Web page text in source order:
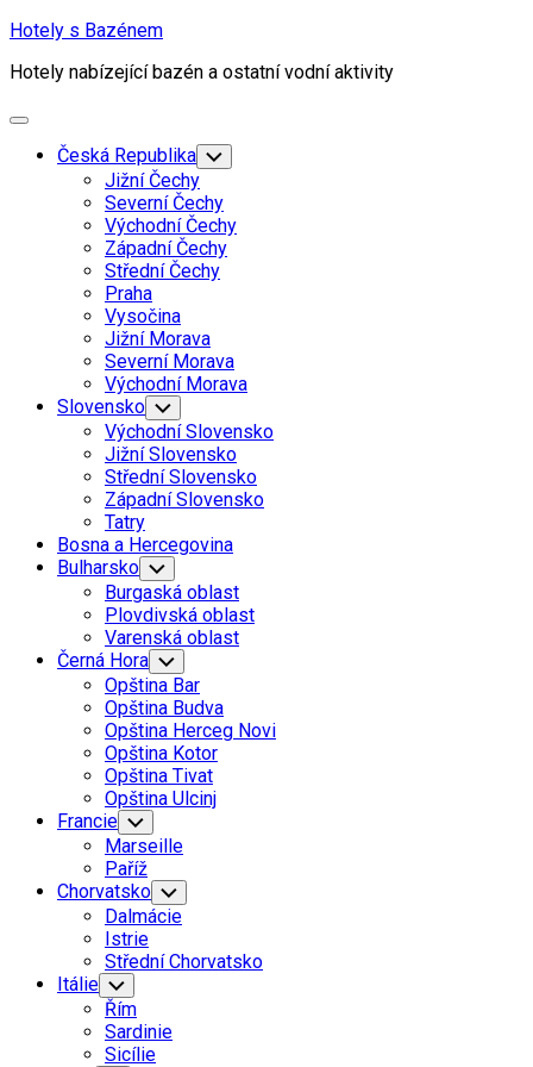
Skip
content
Hotely s Bazénem
Hotely nabízející bazén a ostatní vodní aktivity
Expand
Česká Republika Toggle
Child
Menu
Jižní Čechy
Severní Čechy
Východní Čechy
Západní Čechy
Střední Čechy
Praha
Vysočina
Jižní Morava
Severní Morava
Východní Morava
Slovensko Toggle
Child
Menu
Východní Slovensko
Jižní Slovensko
Střední Slovensko
Západní Slovensko
Tatry
Bosna a Hercegovina
Bulharsko Toggle
Child
Menu
Burgaská oblast
Plovdivská oblast
Varenská oblast
Černá Hora Toggle
Child
Menu
Opština Bar
Opština Budva
Opština Herceg Novi
Opština Kotor
Opština Tivat
Opština Ulcinj
Francie Toggle
Child
Menu
Marseille
Paříž
Chorvatsko Toggle
Child
Menu
Dalmácie
Istrie
Střední Chorvatsko
Itálie Toggle
Child
Menu
Řím
Sardinie
Sicílie